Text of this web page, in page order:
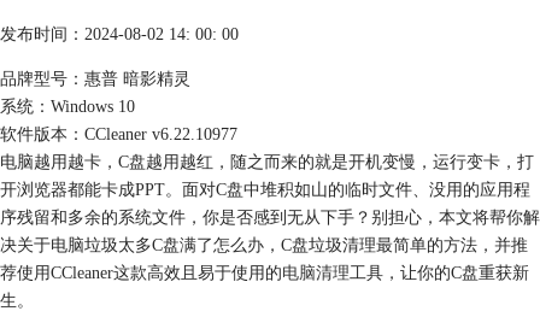
发布时间：2024-08-02 14: 00: 00
品牌型号：惠普 暗影精灵
系统：Windows 10
软件版本：CCleaner v6.22.10977
电脑越用越卡，C盘越用越红，随之而来的就是开机变慢，运行变卡，打
开浏览器都能卡成PPT。面对C盘中堆积如山的临时文件、没用的应用程
序残留和多余的系统文件，你是否感到无从下手？别担心，本文将帮你解
决关于电脑垃圾太多C盘满了怎么办，C盘垃圾清理最简单的方法，并推
荐使用CCleaner这款高效且易于使用的电脑清理工具，让你的C盘重获新
生。